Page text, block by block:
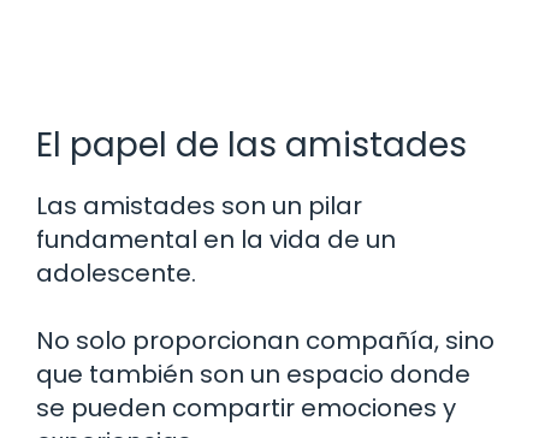
El papel de las amistades
Las amistades son un pilar
fundamental en la vida de un
adolescente.
No solo proporcionan compañía, sino
que también son un espacio donde
se pueden compartir emociones y